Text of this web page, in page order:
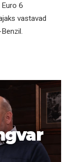
6
vastavad